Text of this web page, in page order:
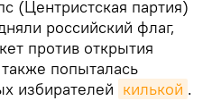
(Центристская партия)
российский флаг,
против открытия
попыталась
избирателей килькой .